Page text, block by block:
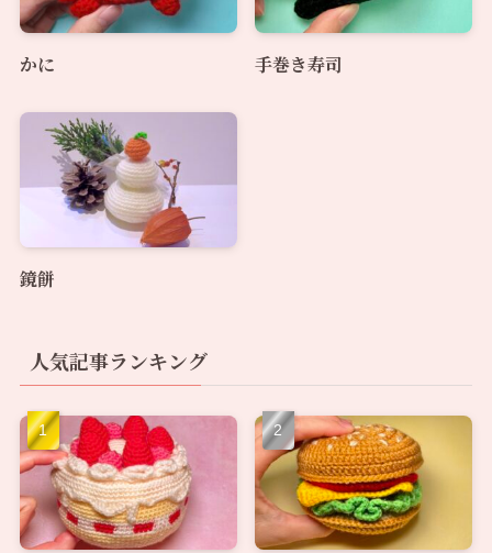
かに 手巻き寿司
鏡餅
人気記事ランキング